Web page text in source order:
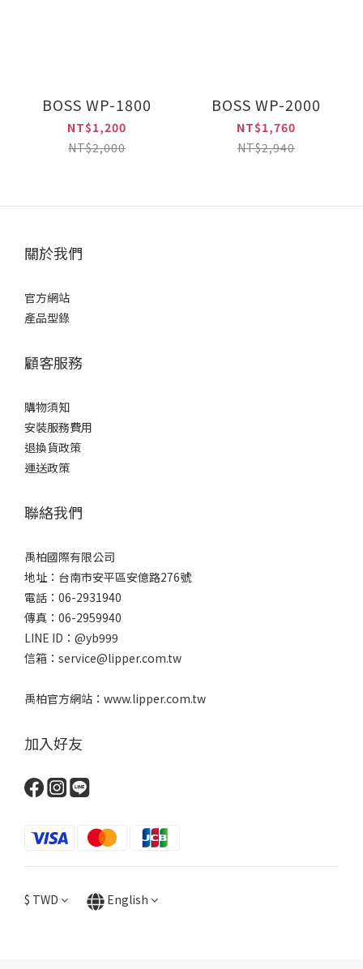
BOSS WP-1800
NT$1,200
NT$2,000
BOSS WP-2000
NT$1,760
NT$2,940
關於我們
官方網站
產品型錄
顧客服務
購物須知
安裝服務費用
退換貨政策
運送政策
聯絡我們
禹柏國際有限公司
地址：台南市安平區安億路276號
電話：06-2931940
傳真：06-2959940
LINE ID：@yb999
信箱：service@lipper.com.tw
禹柏官方網站：www.lipper.com.tw
加入好友
$ TWD English